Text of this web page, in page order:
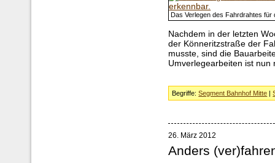
Das Verlegen des Fahrdrahtes
Nachdem in der letzten
der Könneritzstraße der
musste, sind die
Umverlegearbeiten ist
Begriffe:Segment Bahnhof Mitte |
26. März 2012
Anders